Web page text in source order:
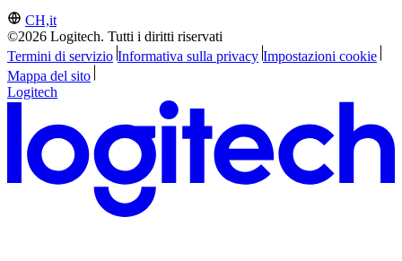
CH,it
©2026 Logitech. Tutti i diritti riservati
Termini di servizio Informativa sulla privacy Impostazioni cookie
Mappa del sito
Logitech